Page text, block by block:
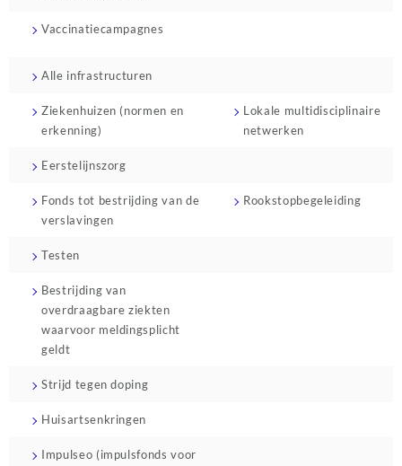
Vaccinatiecampagnes
Alle infrastructuren
Ziekenhuizen (normen en
erkenning)
Lokale multidisciplinaire
netwerken
Eerstelijnszorg
Fonds tot bestrijding van de
verslavingen
Rookstopbegeleiding
Testen
Bestrijding van
overdraagbare ziekten
waarvoor meldingsplicht
geldt
Strijd tegen doping
Huisartsenkringen
Impulseo (impulsfonds voor